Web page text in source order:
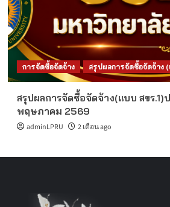
การจัดซื้อจัดจ้าง สรุปผลการจัดซื้อจัดจ้าง
สรุปผลการจัดซื้อจัดจ้าง(แบบ สขร.1)
พฤษภาคม 2569
adminLPRU 2 เดือน ago